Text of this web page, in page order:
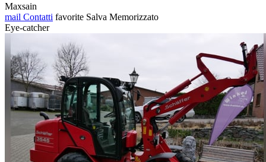
Maxsain
mail Contatti favorite Salva Memorizzato
Eye-catcher